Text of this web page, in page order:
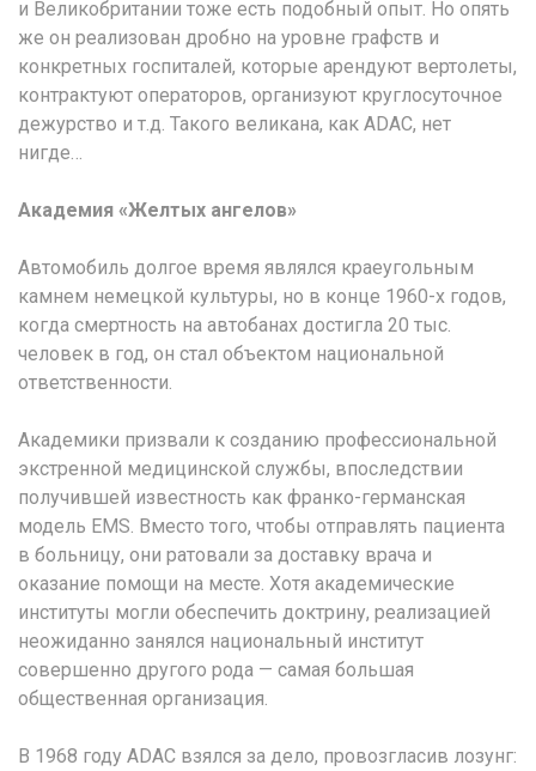
и Великобритании тоже есть подобный опыт. Но опять
же он реализован дробно на уровне графств и
конкретных госпиталей, которые арендуют вертолеты,
контрактуют операторов, организуют круглосуточное
дежурство и т.д. Такого великана, как ADAC, нет
нигде…
Академия «Желтых ангелов»
Автомобиль долгое время являлся краеугольным
камнем немецкой культуры, но в конце 1960-х годов,
когда смертность на автобанах достигла 20 тыс.
человек в год, он стал объектом национальной
ответственности.
Академики призвали к созданию профессиональной
экстренной медицинской службы, впоследствии
получившей известность как франко-германская
модель EMS. Вместо того, чтобы отправлять пациента
в больницу, они ратовали за доставку врача и
оказание помощи на месте. Хотя академические
институты могли обеспечить доктрину, реализацией
неожиданно занялся национальный институт
совершенно другого рода — самая большая
общественная организация.
В 1968 году ADAC взялся за дело, провозгласив лозунг: